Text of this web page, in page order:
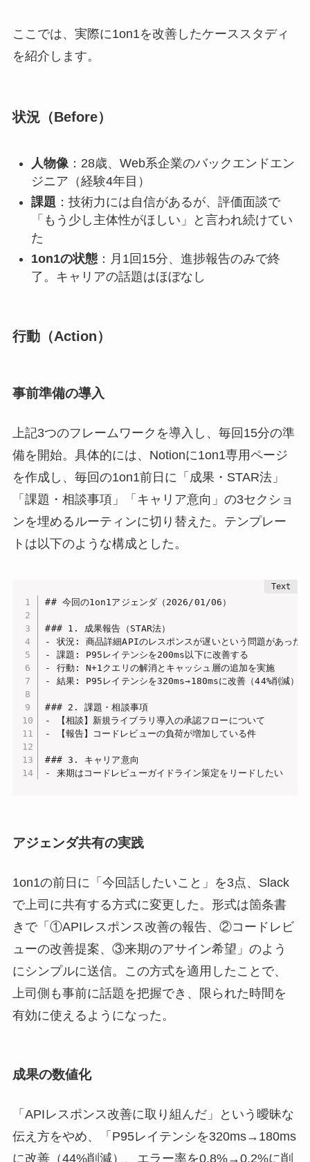
ここでは、実際に1on1を改善したケーススタディ
を紹介します。
状況（Before）
人物像：28歳、Web系企業のバックエンドエン
ジニア（経験4年目）
課題 ：技術力には自信があるが、評価面談で
「もう少し主体性がほしい」と言われ続けてい
た
1on1の状態：月1回15分、進捗報告のみで終
了。キャリアの話題はほぼなし
行動（Action）
事前準備の導入
上記3つのフレームワークを導入し、毎回15分の準
備を開始。具体的には、Notionに1on1専用ページ
を作成し、毎回の1on1前日に「成果・STAR法」
「課題・相談事項」「キャリア意向」の3セクショ
ンを埋めるルーティンに切り替えた。テンプレー
トは以下のような構成とした。
## 今回の1on1アジェンダ（2026/01/06）
### 1. 成果報告（STAR法）
- 状況: 商品詳細APIのレスポンスが遅いという問題があった
- 課題: P95レイテンシを200ms以下に改善する
- 行動: N+1クエリの解消とキャッシュ層の追加を実施
- 結果: P95レイテンシを320ms→180msに改善（44%削減）
### 2. 課題・相談事項
- 【相談】新規ライブラリ導入の承認フローについて
- 【報告】コードレビューの負荷が増加している件
### 3. キャリア意向
- 来期はコードレビューガイドライン策定をリードしたい
アジェンダ共有の実践
1on1の前日に「今回話したいこと」を3点、Slack
で上司に共有する方式に変更した。形式は箇条書
きで「①APIレスポンス改善の報告、②コードレビ
ューの改善提案、③来期のアサイン希望」のよう
にシンプルに送信。この方式を適用したことで、
上司側も事前に話題を把握でき、限られた時間を
有効に使えるようになった。
成果の数値化
「APIレスポンス改善に取り組んだ」という曖昧な
伝え方をやめ、「P95レイテンシを320ms→180ms
に改善（44%削減）、エラー率を0.8%→0.2%に削